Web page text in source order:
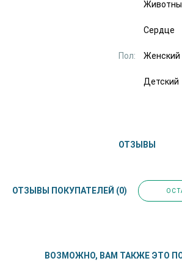
Сердце
Пол: Женский
Детский
ОТЗЫВЫ
ОТЗЫВЫ ПОКУПАТЕЛЕЙ (0)
ВОЗМОЖНО, ВАМ ТАКЖЕ ЭТО